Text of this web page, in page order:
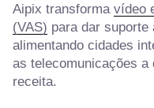
Aipix transforma vídeo
(VAS) para dar suporte
alimentando cidades
as telecomunicações
receita.